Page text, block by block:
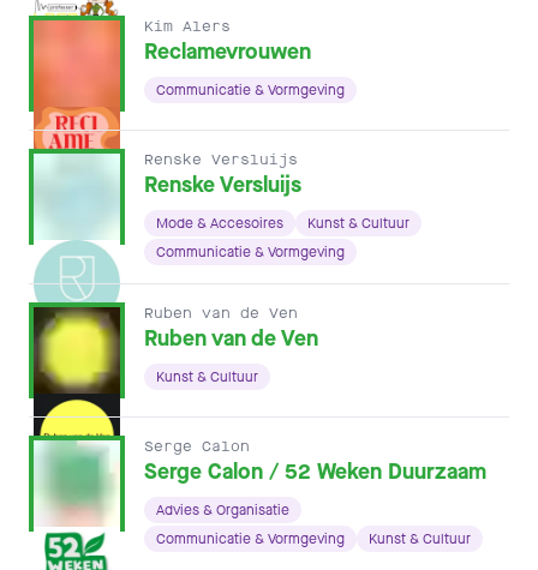
Kim Alers
Reclamevrouwen
Communicatie & Vormgeving
Renske Versluijs
Renske Versluijs
Mode & Accesoires
Kunst & Cultuur
Communicatie & Vormgeving
Ruben van de Ven
Ruben van de Ven
Kunst & Cultuur
Serge Calon
Serge Calon / 52 Weken Duurzaam
Advies & Organisatie
Communicatie & Vormgeving
Kunst & Cultuur